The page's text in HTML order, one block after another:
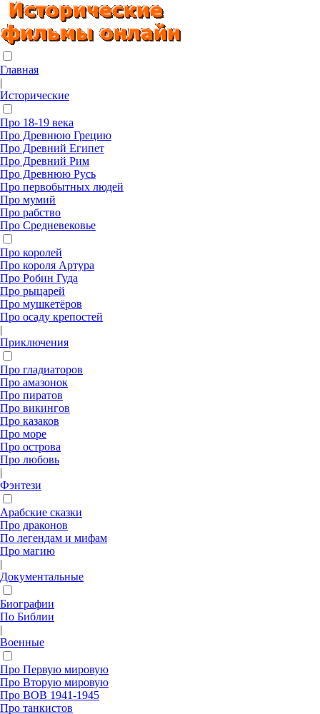
Главная
|
Исторические
Про 18-19 века
Про Древнюю Грецию
Про Древний Египет
Про Древний Рим
Про Древнюю Русь
Про первобытных людей
Про мумий
Про рабство
Про Средневековье
Про королей
Про короля Артура
Про Робин Гуда
Про рыцарей
Про мушкетёров
Про осаду крепостей
|
Приключения
Про гладиаторов
Про амазонок
Про пиратов
Про викингов
Про казаков
Про море
Про острова
Про любовь
|
Фэнтези
Арабские сказки
Про драконов
По легендам и мифам
Про магию
|
Документальные
Биографии
По Библии
|
Военные
Про Первую мировую
Про Вторую мировую
Про ВОВ 1941-1945
Про танкистов